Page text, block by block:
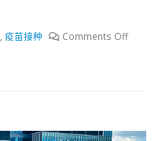
, 疫苗接种 Comments Off